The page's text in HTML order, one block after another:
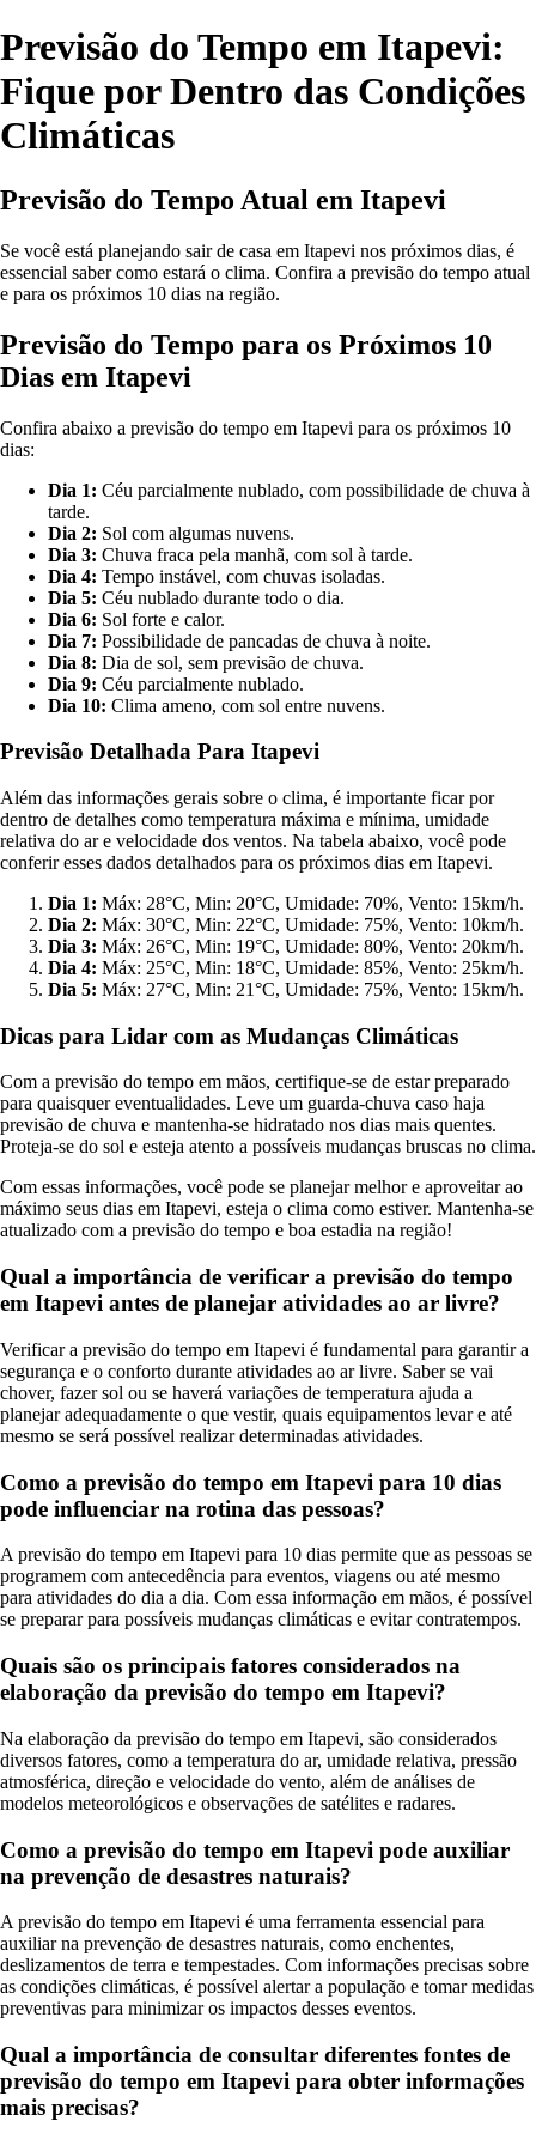
Previsão do Tempo em Itapevi:
Fique por Dentro das Condições
Climáticas
Previsão do Tempo Atual em Itapevi
Se você está planejando sair de casa em Itapevi nos próximos dias, é
essencial saber como estará o clima. Confira a previsão do tempo atual
e para os próximos 10 dias na região.
Previsão do Tempo para os Próximos 10
Dias em Itapevi
Confira abaixo a previsão do tempo em Itapevi para os próximos 10
dias:
Dia 1: Céu parcialmente nublado, com possibilidade de chuva à
tarde.
Dia 2: Sol com algumas nuvens.
Dia 3: Chuva fraca pela manhã, com sol à tarde.
Dia 4: Tempo instável, com chuvas isoladas.
Dia 5: Céu nublado durante todo o dia.
Dia 6: Sol forte e calor.
Dia 7: Possibilidade de pancadas de chuva à noite.
Dia 8: Dia de sol, sem previsão de chuva.
Dia 9: Céu parcialmente nublado.
Dia 10: Clima ameno, com sol entre nuvens.
Previsão Detalhada Para Itapevi
Além das informações gerais sobre o clima, é importante ficar por
dentro de detalhes como temperatura máxima e mínima, umidade
relativa do ar e velocidade dos ventos. Na tabela abaixo, você pode
conferir esses dados detalhados para os próximos dias em Itapevi.
Dia 1: Máx: 28°C, Min: 20°C, Umidade: 70%, Vento: 15km/h.
Dia 2: Máx: 30°C, Min: 22°C, Umidade: 75%, Vento: 10km/h.
Dia 3: Máx: 26°C, Min: 19°C, Umidade: 80%, Vento: 20km/h.
Dia 4: Máx: 25°C, Min: 18°C, Umidade: 85%, Vento: 25km/h.
Dia 5: Máx: 27°C, Min: 21°C, Umidade: 75%, Vento: 15km/h.
Dicas para Lidar com as Mudanças Climáticas
Com a previsão do tempo em mãos, certifique-se de estar preparado
para quaisquer eventualidades. Leve um guarda-chuva caso haja
previsão de chuva e mantenha-se hidratado nos dias mais quentes.
Proteja-se do sol e esteja atento a possíveis mudanças bruscas no clima.
Com essas informações, você pode se planejar melhor e aproveitar ao
máximo seus dias em Itapevi, esteja o clima como estiver. Mantenha-se
atualizado com a previsão do tempo e boa estadia na região!
Qual a importância de verificar a previsão do tempo
em Itapevi antes de planejar atividades ao ar livre?
Verificar a previsão do tempo em Itapevi é fundamental para garantir a
segurança e o conforto durante atividades ao ar livre. Saber se vai
chover, fazer sol ou se haverá variações de temperatura ajuda a
planejar adequadamente o que vestir, quais equipamentos levar e até
mesmo se será possível realizar determinadas atividades.
Como a previsão do tempo em Itapevi para 10 dias
pode influenciar na rotina das pessoas?
A previsão do tempo em Itapevi para 10 dias permite que as pessoas se
programem com antecedência para eventos, viagens ou até mesmo
para atividades do dia a dia. Com essa informação em mãos, é possível
se preparar para possíveis mudanças climáticas e evitar contratempos.
Quais são os principais fatores considerados na
elaboração da previsão do tempo em Itapevi?
Na elaboração da previsão do tempo em Itapevi, são considerados
diversos fatores, como a temperatura do ar, umidade relativa, pressão
atmosférica, direção e velocidade do vento, além de análises de
modelos meteorológicos e observações de satélites e radares.
Como a previsão do tempo em Itapevi pode auxiliar
na prevenção de desastres naturais?
A previsão do tempo em Itapevi é uma ferramenta essencial para
auxiliar na prevenção de desastres naturais, como enchentes,
deslizamentos de terra e tempestades. Com informações precisas sobre
as condições climáticas, é possível alertar a população e tomar medidas
preventivas para minimizar os impactos desses eventos.
Qual a importância de consultar diferentes fontes de
previsão do tempo em Itapevi para obter informações
mais precisas?